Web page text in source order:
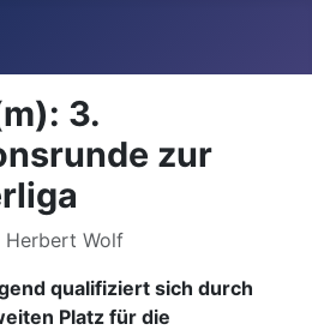
3.
zur
Herbert Wolf
qualifiziert sich durch
Platz für die